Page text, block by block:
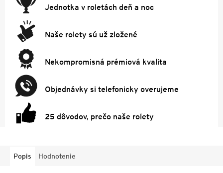
Jednotka v roletách deň a noc
Naše rolety sú už zložené
Nekompromisná prémiová kvalita
Objednávky si telefonicky overujeme
25 dôvodov, prečo naše rolety
Popis Hodnotenie